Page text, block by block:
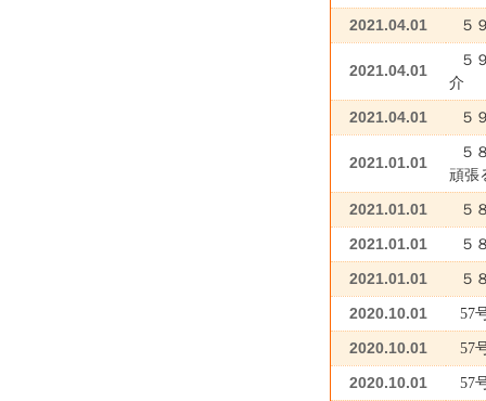
2021.04.01 ５
2021.04.01
５
介
2021.04.01 ５
2021.01.01
５
頑張
2021.01.01 ５
2021.01.01 ５
2021.01.01 ５
2020.10.01 57
2020.10.01 57
2020.10.01 57